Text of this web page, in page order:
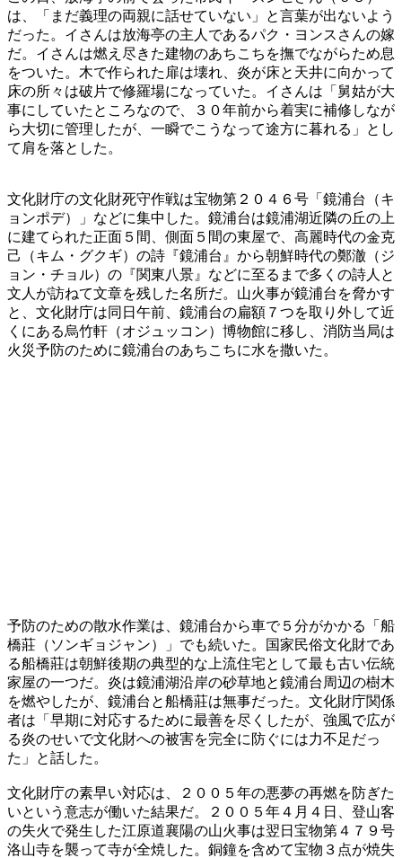
は、「まだ義理の両親に話せていない」と言葉が出ないよう
だった。イさんは放海亭の主人であるパク・ヨンスさんの嫁
だ。イさんは燃え尽きた建物のあちこちを撫でながらため息
をついた。木で作られた扉は壊れ、炎が床と天井に向かって
床の所々は破片で修羅場になっていた。イさんは「舅姑が大
事にしていたところなので、３０年前から着実に補修しなが
ら大切に管理したが、一瞬でこうなって途方に暮れる」とし
て肩を落とした。
文化財庁の文化財死守作戦は宝物第２０４６号「鏡浦台（キ
ョンポデ）」などに集中した。鏡浦台は鏡浦湖近隣の丘の上
に建てられた正面５間、側面５間の東屋で、高麗時代の金克
己（キム・グクギ）の詩『鏡浦台』から朝鮮時代の鄭澈（ジ
ョン・チョル）の『関東八景』などに至るまで多くの詩人と
文人が訪ねて文章を残した名所だ。山火事が鏡浦台を脅かす
と、文化財庁は同日午前、鏡浦台の扁額７つを取り外して近
くにある烏竹軒（オジュッコン）博物館に移し、消防当局は
火災予防のために鏡浦台のあちこちに水を撒いた。
予防のための散水作業は、鏡浦台から車で５分がかかる「船
橋莊（ソンギョジャン）」でも続いた。国家民俗文化財であ
る船橋莊は朝鮮後期の典型的な上流住宅として最も古い伝統
家屋の一つだ。炎は鏡浦湖沿岸の砂草地と鏡浦台周辺の樹木
を燃やしたが、鏡浦台と船橋莊は無事だった。文化財庁関係
者は「早期に対応するために最善を尽くしたが、強風で広が
る炎のせいで文化財への被害を完全に防ぐには力不足だっ
た」と話した。
文化財庁の素早い対応は、２００５年の悪夢の再燃を防ぎた
いという意志が働いた結果だ。２００５年４月４日、登山客
の失火で発生した江原道襄陽の山火事は翌日宝物第４７９号
洛山寺を襲って寺が全焼した。銅鐘を含めて宝物３点が焼失